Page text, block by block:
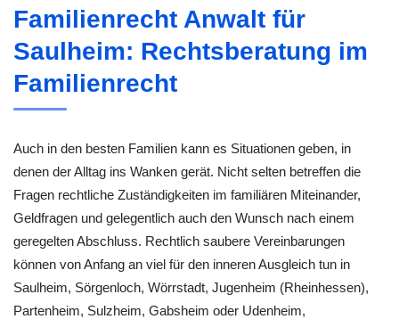
Familienrecht Anwalt für
Saulheim: Rechtsberatung im
Familienrecht
Auch in den besten Familien kann es Situationen geben, in
denen der Alltag ins Wanken gerät. Nicht selten betreffen die
Fragen rechtliche Zuständigkeiten im familiären Miteinander,
Geldfragen und gelegentlich auch den Wunsch nach einem
geregelten Abschluss. Rechtlich saubere Vereinbarungen
können von Anfang an viel für den inneren Ausgleich tun in
Saulheim, Sörgenloch, Wörrstadt, Jugenheim (Rheinhessen),
Partenheim, Sulzheim, Gabsheim oder Udenheim,